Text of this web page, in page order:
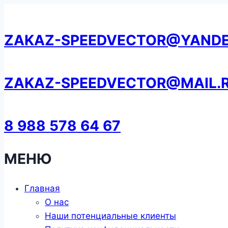
содержанию
ZAKAZ-
ZAKAZ-
8 988 578 64 67
МЕНЮ
Главная
О нас
Наши потенциальные клиенты